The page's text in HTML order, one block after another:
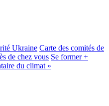
Ukraine Carte des comités de
de chez vous Se former +
du climat »